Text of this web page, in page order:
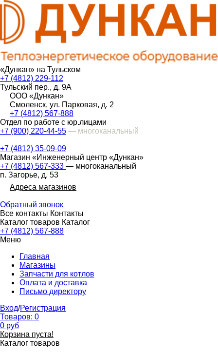
«Дункан» на Тульском
+7 (4812) 229-112
Тульский пер., д. 9А
ООО «Дункан»
Смоленск, ул. Парковая, д. 2
+7 (4812) 567-888
Отдел по работе с юр.лицами
+7 (900) 220-44-55 — многоканальный
+7 (4812) 35-09-09
Магазин «Инженерный центр «Дункан»
+7 (4812) 567-333 — многоканальный
п. Загорье, д. 53
Адреса магазинов
Обратный звонок
Все контакты Контакты
Каталог товаров Каталог
+7 (4812) 567-888
Меню
Главная
Магазины
Запчасти для котлов
Оплата и доставка
Письмо директору
Вход/Регистрация
Товаров: 0
0 руб
Корзина пуста!
Каталог товаров